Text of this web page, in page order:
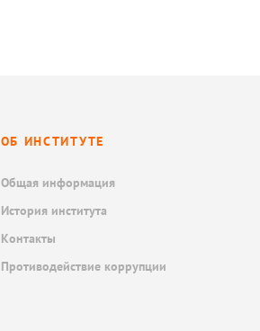
ОБ ИНСТИТУТЕ
Общая информация
История института
Контакты
Противодействие коррупции